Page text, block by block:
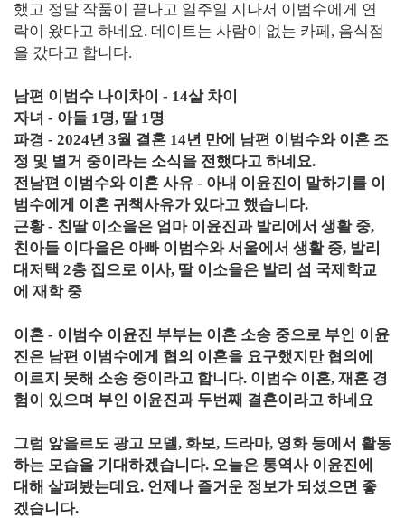
했고 정말 작품이 끝나고 일주일 지나서 이범수에게 연
락이 왔다고 하네요. 데이트는 사람이 없는 카페, 음식점
을 갔다고 합니다.
남편 이범수 나이차이 - 14살 차이
자녀 - 아들 1명, 딸 1명
파경 - 2024년 3월 결혼 14년 만에 남편 이범수와 이혼 조
정 및 별거 중이라는 소식을 전했다고 하네요.
전남편 이범수와 이혼 사유 - 아내 이윤진이 말하기를 이
범수에게 이혼 귀책사유가 있다고 했습니다.
근황 - 친딸 이소을은 엄마 이윤진과 발리에서 생활 중,
친아들 이다을은 아빠 이범수와 서울에서 생활 중, 발리
대저택 2층 집으로 이사, 딸 이소을은 발리 섬 국제학교
에 재학 중
이혼 - 이범수 이윤진 부부는 이혼 소송 중으로 부인 이윤
진은 남편 이범수에게 협의 이혼을 요구했지만 협의에
이르지 못해 소송 중이라고 합니다. 이범수 이혼, 재혼 경
험이 있으며 부인 이윤진과 두번째 결혼이라고 하네요
그럼 앞을르도 광고 모델, 화보, 드라마, 영화 등에서 활동
하는 모습을 기대하겠습니다. 오늘은 통역사 이윤진에
대해 살펴봤는데요. 언제나 즐거운 정보가 되셨으면 좋
겠습니다.